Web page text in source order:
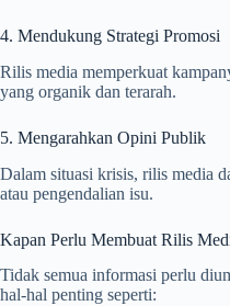
4. Mendukung Strategi Promosi
Rilis media memperkuat
yang organik dan terarah.
5. Mengarahkan Opini Publik
Dalam situasi krisis, rilis media
atau pengendalian isu.
Kapan Perlu Membuat Rilis
Tidak semua informasi perlu
hal-hal penting seperti: